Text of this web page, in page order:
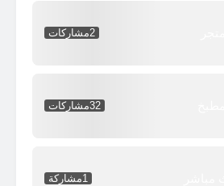
2مشاركات
32مشاركات
1مشاركة